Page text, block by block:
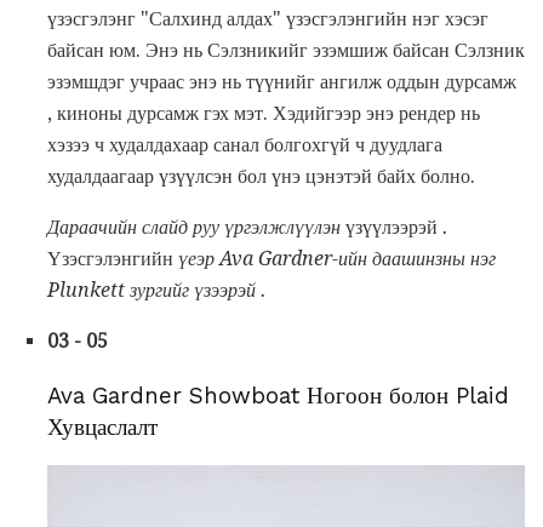
үзэсгэлэнг "Салхинд алдах" үзэсгэлэнгийн нэг хэсэг
байсан юм. Энэ нь Сэлзникийг эзэмшиж байсан Сэлзник
эзэмшдэг учраас энэ нь түүнийг ангилж оддын дурсамж
, киноны дурсамж гэх мэт. Хэдийгээр энэ рендер нь
хэзээ ч худалдахаар санал болгохгүй ч дуудлага
худалдаагаар үзүүлсэн бол үнэ цэнэтэй байх болно.
Дараачийн слайд руу үргэлжлүүлэн үзүүлээрэй .
Үзэсгэлэнгийн үеэр Ava Gardner-ийн даашинзны нэг
Plunkett зургийг үзээрэй .
03 - 05
Ava Gardner Showboat Ногоон болон Plaid
Хувцаслалт